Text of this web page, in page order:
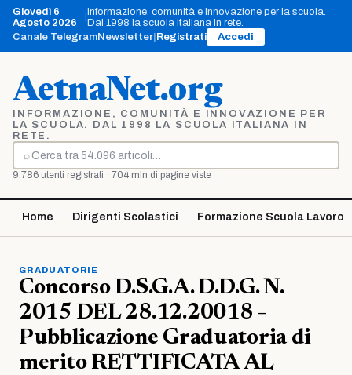
Vai
contenuto
Giovedì 6
Agosto 2026
Informazione, comunità e innovazione per la scuola.
Dal 1998 la scuola italiana in rete.
Canale TelegramNewsletter Registrati Accedi
AetnaNet.org
INFORMAZIONE, COMUNITÀ E INNOVAZIONE PER
LA SCUOLA. DAL 1998 LA SCUOLA ITALIANA IN
RETE.
⌕
Cerca
9.786 utenti registrati · 704 mln di pagine viste
Home Dirigenti Scolastici Formazione Scuola Lavoro
GRADUATORIE
Concorso D.S.G.A. D.D.G. N.
2015 DEL 28.12.20018 –
Pubblicazione Graduatoria di
merito RETTIFICATA AL